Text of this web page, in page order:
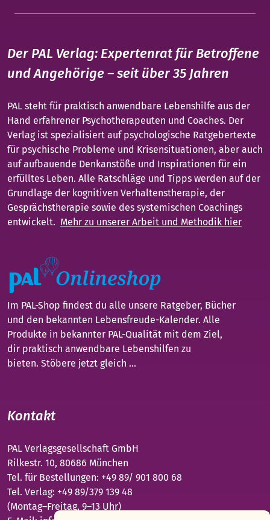
Der PAL Verlag: Expertenrat für Betroffene
und Angehörige – seit über 35 Jahren
PAL steht für praktisch anwendbare Lebenshilfe aus der
Hand erfahrener Psychotherapeuten und Coaches. Der
Verlag ist spezialisiert auf psychologische Ratgebertexte
für psychische Probleme und Krisensituationen, aber auch
auf aufbauende Denkanstöße und Inspirationen für ein
erfülltes Leben. Alle Ratschläge und Tipps werden auf der
Grundlage der kognitiven Verhaltenstherapie, der
Gesprächstherapie sowie des systemischen Coachings
entwickelt. Mehr zu unserer Arbeit und Methodik hier
Im PAL-Shop findest du alle unsere Ratgeber, Bücher
und den bekannten Lebensfreude-Kalender. Alle
Produkte in bekannter PAL-Qualität mit dem Ziel,
dir praktisch anwendbare Lebenshilfen zu
bieten. Stöbere jetzt gleich ...
Kontakt
PAL Verlagsgesellschaft GmbH
Rilkestr. 10, 80686 München
Tel. für Bestellungen: +49 89/ 901 800 68
Tel. Verlag: +49 89/379 139 48
(Montag–Freitag, 9–13 Uhr)